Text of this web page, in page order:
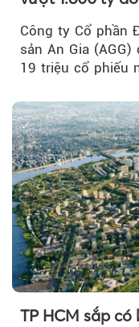
Công ty Cổ phần
sản An Gia
19 triệu cổ phiếu
TP HCM sắp